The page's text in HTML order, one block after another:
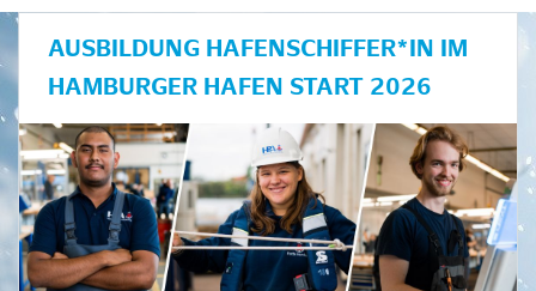
AUSBILDUNG HAFENSCHIFFER*IN IM
HAMBURGER HAFEN START 2026